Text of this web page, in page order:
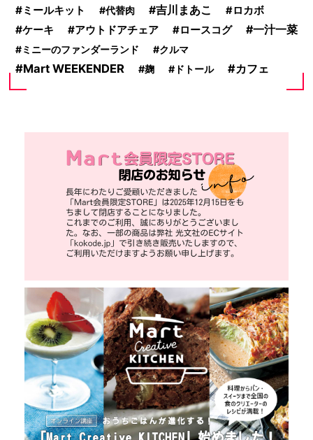
ミールキット
代替肉 吉川まあこ ロカボ
ケーキ アウトドアチェア ロースコグ 一汁一菜
ミニーのファンダーランド クルマ
Mart WEEKENDER 麹 ドトール カフェ